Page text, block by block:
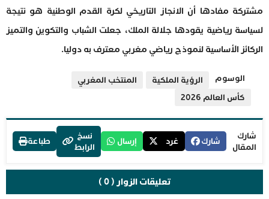
مشتركة مفادها أن الانجاز التاريخي لكرة القدم الوطنية هو نتيجة
لسياسة رياضية يقودها جلالة الملك، جعلت الشباب والتكوين والتميز
الركائز الأساسية لنموذج رياضي مغربي معترف به دوليا.
الوسوم الرؤية الملكية
المنتخب المغربي
كأس العالم 2026
شارك
المقال
شارك غرد إرسال
نسخ
الرابط
طباعة
تعليقات الزوار ( 0 )